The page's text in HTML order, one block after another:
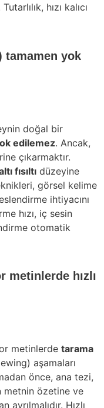
hızı kalıcı
tamamen yok
doğal bir
edilemez. Ancak,
çıkarmaktır.
fısıltı düzeyine
görsel kelime
ihtiyacını
hızı, iç sesin
otomatik
metinlerde hızlı
metinlerde tarama
aşamaları
önce, ana tezi,
metnin özetine ve
Hızlı